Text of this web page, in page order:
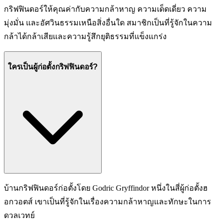
กริฟฟินดอร์ให้คุณค่ากับความกล้าหาญ ความเด็ดเดี่ยว ความ
มุ่งมั่น และอัศวินธรรมเหนือสิ่งอื่นใด สมาชิกเป็นที่รู้จักในความ
กล้าได้กล้าเสียและความรู้สึกยุติธรรมที่แข็งแกร่ง
ใครเป็นผู้ก่อตั้งกริฟฟินดอร์?
บ้านกริฟฟินดอร์ก่อตั้งโดย Godric Gryffindor หนึ่งในสี่ผู้ก่อตั้งฮ
อกวอตส์ เขาเป็นที่รู้จักในเรื่องความกล้าหาญและทักษะในการ
ดวลเวทย์